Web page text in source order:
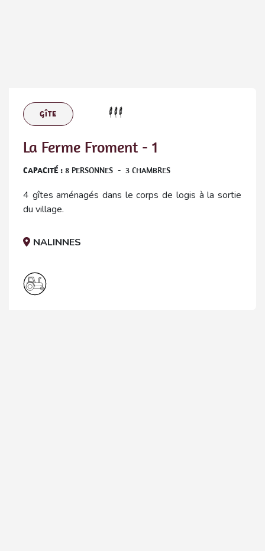
GÎTE
La Ferme Froment - 1
CAPACITÉ : 8 PERSONNES - 3 CHAMBRES
4 gîtes aménagés dans le corps de logis à la sortie
du village.
NALINNES